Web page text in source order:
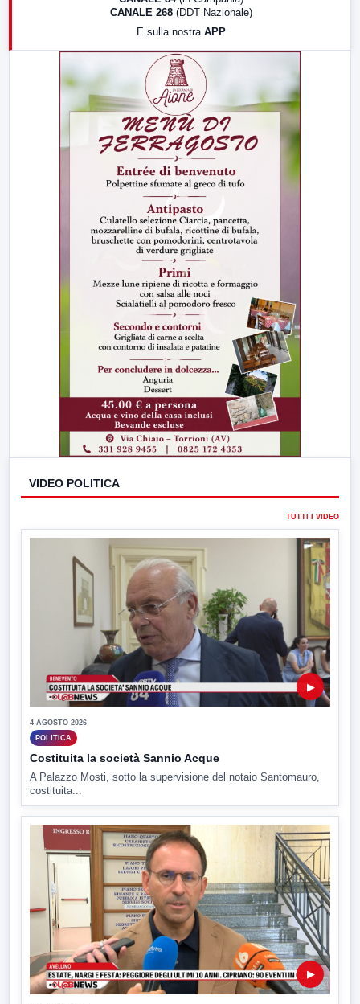
CANALE 268 (DDT Nazionale)
E sulla nostra APP
VIDEO POLITICA
TUTTI I VIDEO
▶
4 AGOSTO 2026
POLITICA
Costituita la società Sannio Acque
A Palazzo Mosti, sotto la supervisione del notaio Santomauro,
costituita...
▶